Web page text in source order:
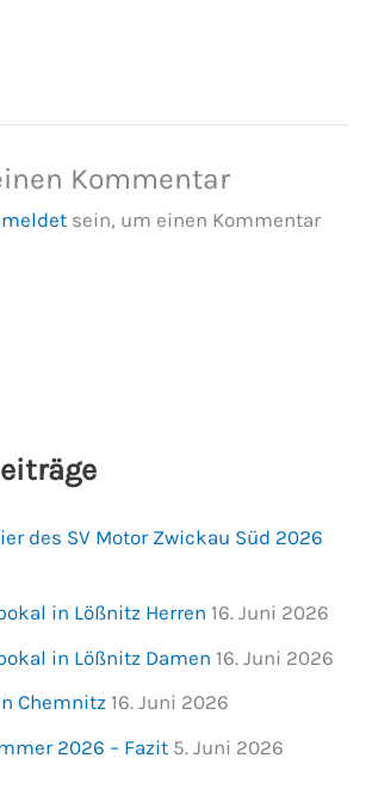
Kommentar
sein, um einen Kommentar
des SV Motor Zwickau Süd 2026
in Lößnitz Herren 16. Juni 2026
in Lößnitz Damen 16. Juni 2026
Chemnitz 16. Juni 2026
2026 – Fazit 5. Juni 2026